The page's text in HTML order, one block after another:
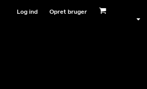
Log ind Opret bruger